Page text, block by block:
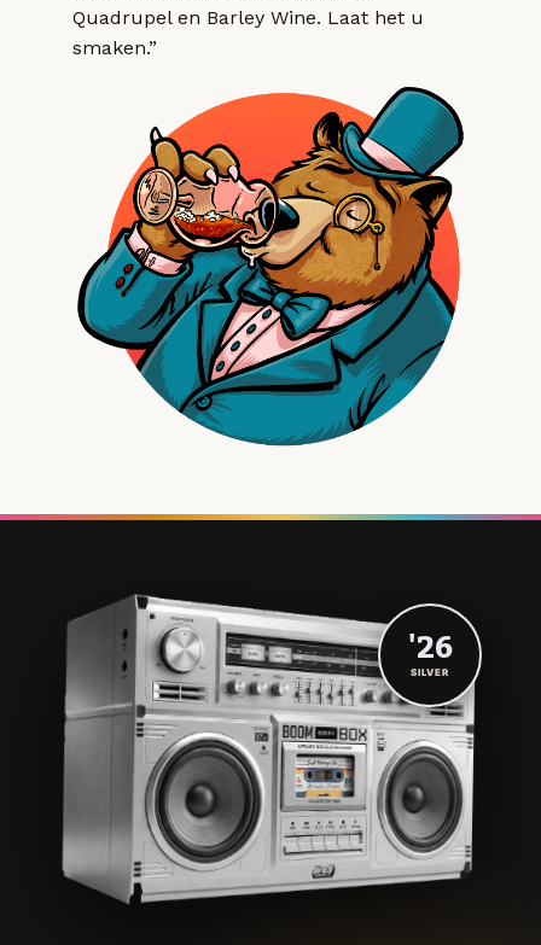
Quadrupel en Barley Wine. Laat het u
smaken.”
'26
SILVER